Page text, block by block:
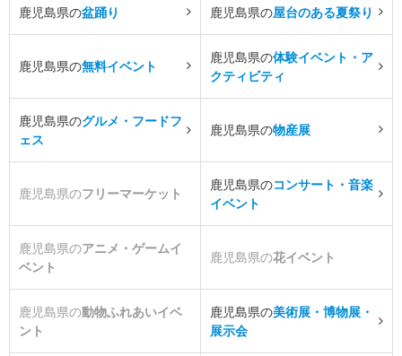
鹿児島県の盆踊り 鹿児島県の屋台のある夏祭り
鹿児島県の無料イベント
鹿児島県の体験イベント・ア
クティビティ
鹿児島県のグルメ・フードフ
ェス
鹿児島県の物産展
鹿児島県のフリーマーケット
鹿児島県のコンサート・音楽
イベント
鹿児島県のアニメ・ゲームイ
ベント
鹿児島県の花イベント
鹿児島県の動物ふれあいイベ
ント
鹿児島県の美術展・博物展・
展示会